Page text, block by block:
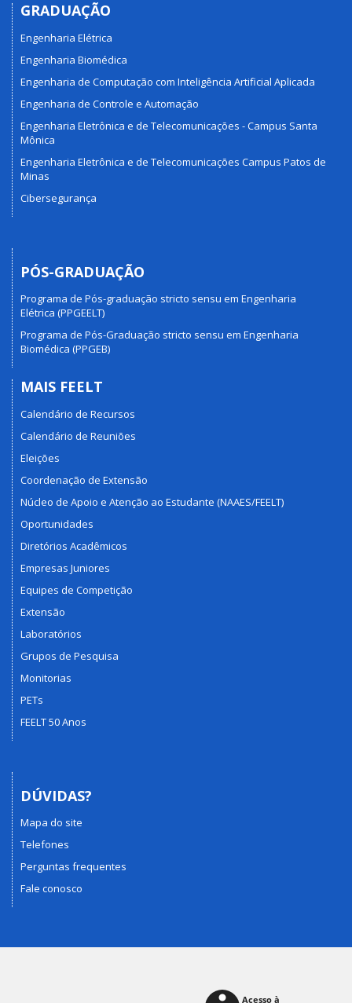
GRADUAÇÃO
Engenharia Elétrica
Engenharia Biomédica
Engenharia de Computação com Inteligência Artificial Aplicada
Engenharia de Controle e Automação
Engenharia Eletrônica e de Telecomunicações - Campus Santa
Mônica
Engenharia Eletrônica e de Telecomunicações Campus Patos de
Minas
Cibersegurança
PÓS-GRADUAÇÃO
Programa de Pós-graduação stricto sensu em Engenharia
Elétrica (PPGEELT)
Programa de Pós-Graduação stricto sensu em Engenharia
Biomédica (PPGEB)
MAIS FEELT
Calendário de Recursos
Calendário de Reuniões
Eleições
Coordenação de Extensão
Núcleo de Apoio e Atenção ao Estudante (NAAES/FEELT)
Oportunidades
Diretórios Acadêmicos
Empresas Juniores
Equipes de Competição
Extensão
Laboratórios
Grupos de Pesquisa
Monitorias
PETs
FEELT 50 Anos
DÚVIDAS?
Mapa do site
Telefones
Perguntas frequentes
Fale conosco